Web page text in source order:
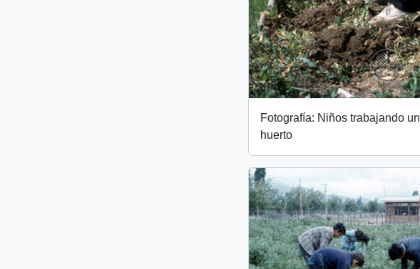
Fotografía: Niños trabajando un
huerto